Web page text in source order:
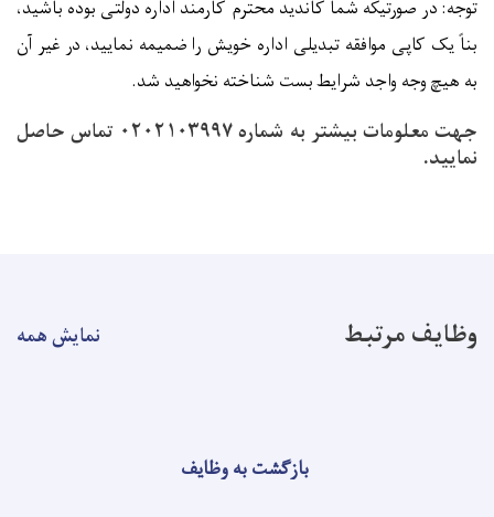
توجه:در صورتیکه شما کاندید محترم کارمند اداره دولتی بوده باشید،
بناً یک کاپی موافقه تبدیلی اداره خویش را ضمیمه نمایید، در غیر آن
به هیچ وجه واجد شرایط بست شناخته نخواهید شد.
جهت معلومات بیشتر به شماره ۰۲۰۲۱۰۳۹۹۷ تماس حاصل
نمایید.
وظایف مرتبط نمایش همه
بازگشت به وظایف